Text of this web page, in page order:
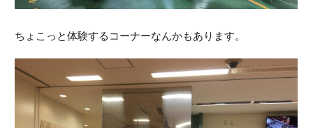
ちょこっと体験するコーナーなんかもあります。